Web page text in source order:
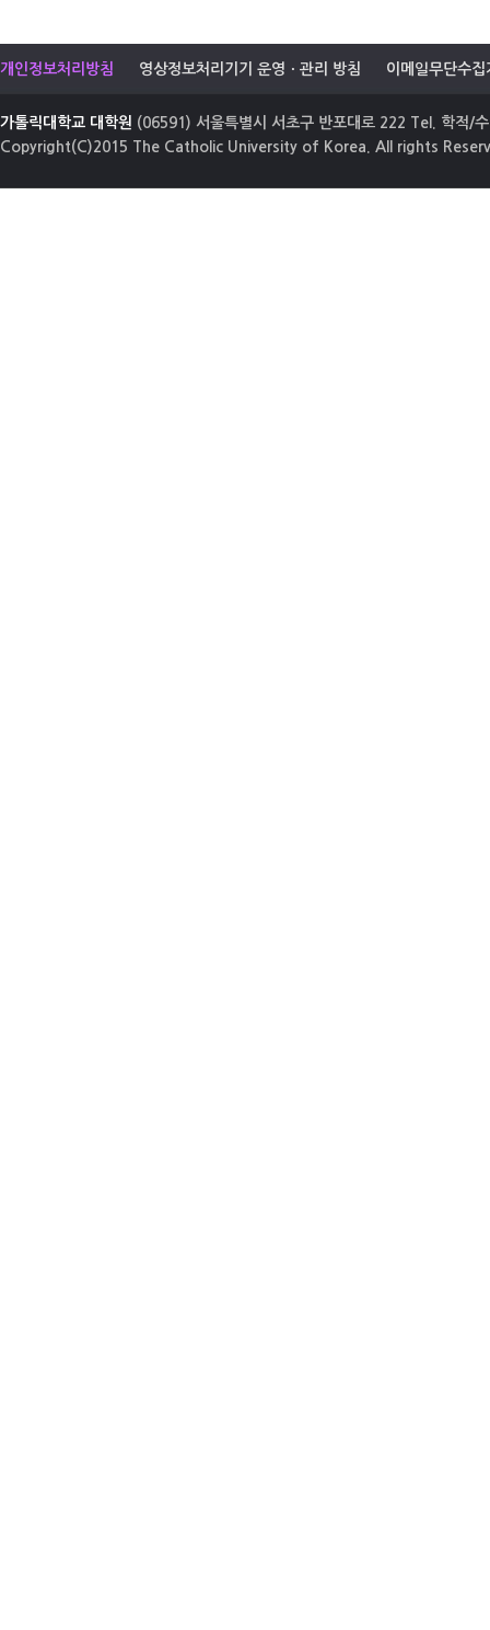
개인정보처리방침 영상정보처리기기 운영ㆍ관리 방침 이메일무단수집
가톨릭대학교 대학원 (06591) 서울특별시 서초구 반포대로 222 Tel. 학적/
Copyright(C)2015 The Catholic University of Korea. All rights